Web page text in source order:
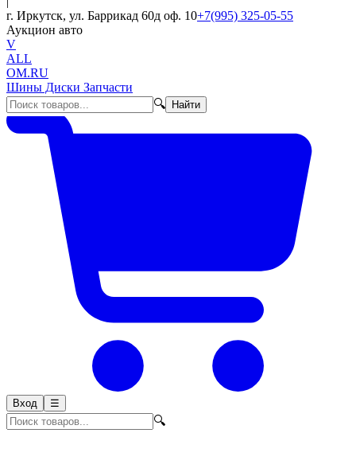
г. Иркутск, ул. Баррикад 60д оф. 10+7(995) 325-05-55
Аукцион авто
V
ALL
OM.RU
Шины Диски Запчасти
🔍
Найти
Вход ☰
🔍